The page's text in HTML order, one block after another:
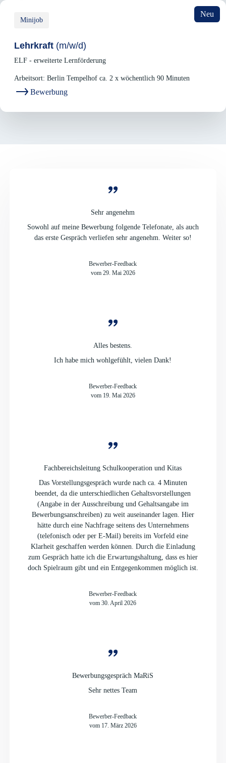
Neu
Minijob
Lehrkraft (m/w/d)
ELF - erweiterte Lernförderung
Arbeitsort: Berlin Tempelhof ca. 2 x wöchentlich 90 Minuten
Bewerbung
Sehr angenehm
Sowohl auf meine Bewerbung folgende Telefonate, als auch
das erste Gespräch verliefen sehr angenehm. Weiter so!
Bewerber-Feedback
vom 29. Mai 2026
Alles bestens.
Ich habe mich wohlgefühlt, vielen Dank!
Bewerber-Feedback
vom 19. Mai 2026
Fachbereichsleitung Schulkooperation und Kitas
Das Vorstellungsgespräch wurde nach ca. 4 Minuten
beendet, da die unterschiedlichen Gehaltsvorstellungen
(Angabe in der Ausschreibung und Gehaltsangabe im
Bewerbungsanschreiben) zu weit auseinander lagen. Hier
hätte durch eine Nachfrage seitens des Unternehmens
(telefonisch oder per E-Mail) bereits im Vorfeld eine
Klarheit geschaffen werden können. Durch die Einladung
zum Gespräch hatte ich die Erwartungshaltung, dass es hier
doch Spielraum gibt und ein Entgegenkommen möglich ist.
Bewerber-Feedback
vom 30. April 2026
Bewerbungsgespräch MaRiS
Sehr nettes Team
Bewerber-Feedback
vom 17. März 2026